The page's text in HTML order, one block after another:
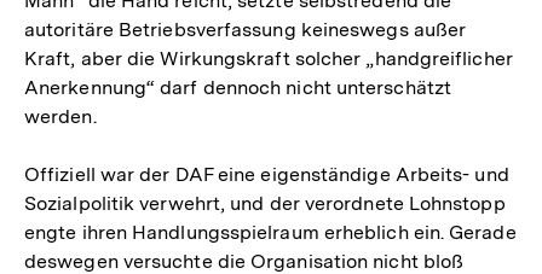
autoritäre Betriebsverfassung keineswegs außer
Kraft, aber die Wirkungskraft solcher „handgreiflicher
Anerkennung“ darf dennoch nicht unterschätzt
werden.
Offiziell war der DAF eine eigenständige Arbeits- und
Sozialpolitik verwehrt, und der verordnete Lohnstopp
engte ihren Handlungsspielraum erheblich ein. Gerade
deswegen versuchte die Organisation nicht bloß